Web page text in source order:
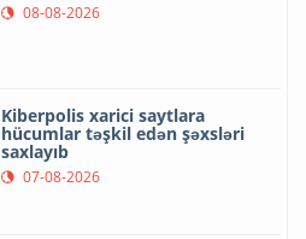
08-08-2026
Kiberpolis xarici saytlara
hücumlar təşkil edən şəxsləri
saxlayıb
07-08-2026